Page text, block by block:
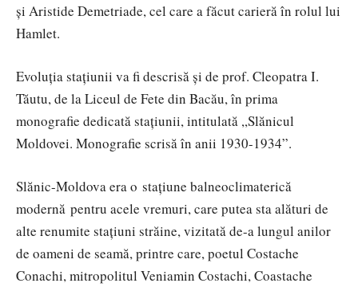
şi Aristide Demetriade, cel care a făcut carieră în rolul lui
Hamlet.
Evoluția stațiunii va fi descrisă și de prof. Cleopatra I.
Tăutu, de la Liceul de Fete din Bacău, în prima
monografie dedicată stațiunii, intitulată ,,Slănicul
Moldovei. Monografie scrisă în anii 1930-1934”.
Slănic-Moldova era o staţiune balneoclimaterică
modernă pentru acele vremuri, care putea sta alături de
alte renumite staţiuni străine, vizitată de-a lungul anilor
de oameni de seamă, printre care, poetul Costache
Conachi, mitropolitul Veniamin Costachi, Coastache